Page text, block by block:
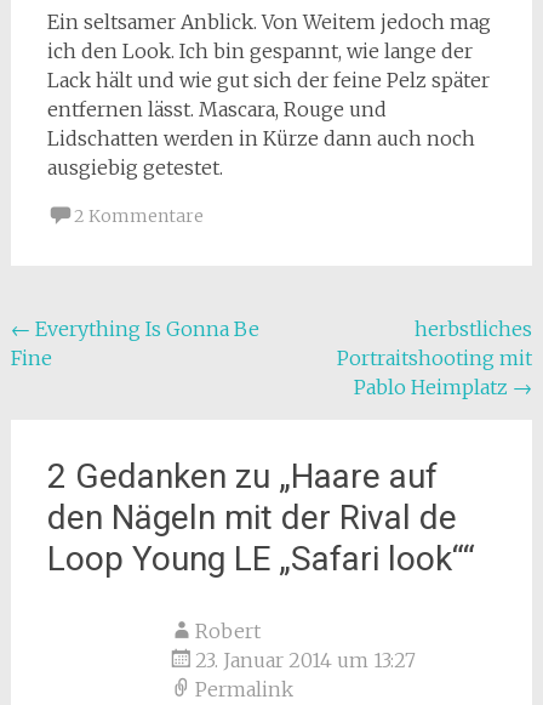
Ein seltsamer Anblick. Von Weitem jedoch mag
ich den Look. Ich bin gespannt, wie lange der
Lack hält und wie gut sich der feine Pelz später
entfernen lässt. Mascara, Rouge und
Lidschatten werden in Kürze dann auch noch
ausgiebig getestet.
2 Kommentare
Beitragsnavigation
← Everything Is Gonna Be
Fine
herbstliches
Portraitshooting mit
Pablo Heimplatz →
2 Gedanken zu „Haare auf
den Nägeln mit der Rival de
Loop Young LE „Safari look““
Robert
23. Januar 2014 um 13:27
Permalink